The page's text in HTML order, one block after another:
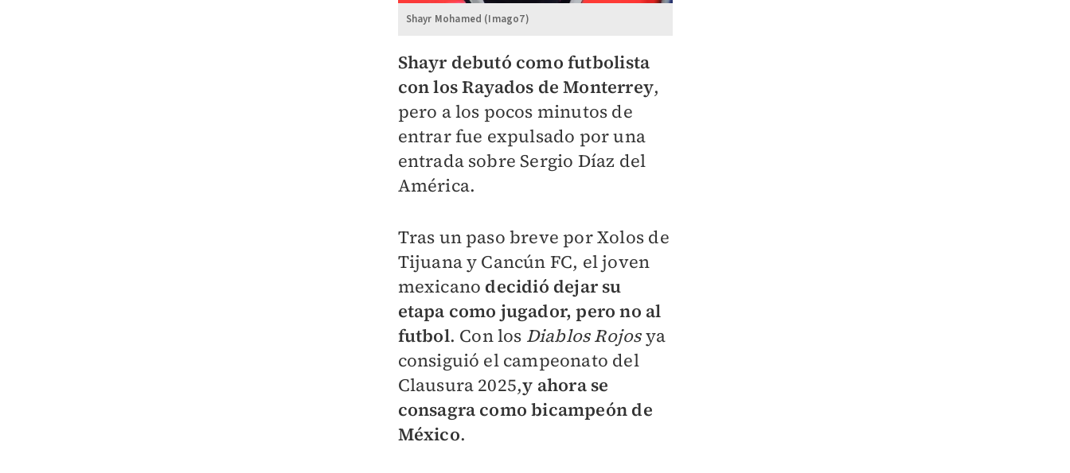
Shayr Mohamed (Imago7)
Shayr debutó como futbolista
con los Rayados de Monterrey,
pero a los pocos minutos de
entrar fue expulsado por una
entrada sobre Sergio Díaz del
América.
Tras un paso breve por Xolos de
Tijuana y Cancún FC, el joven
mexicano decidió dejar su
etapa como jugador, pero no al
futbol. Con los Diablos Rojosya
consiguió el campeonato del
Clausura 2025,y ahora se
consagra como bicampeón de
México.